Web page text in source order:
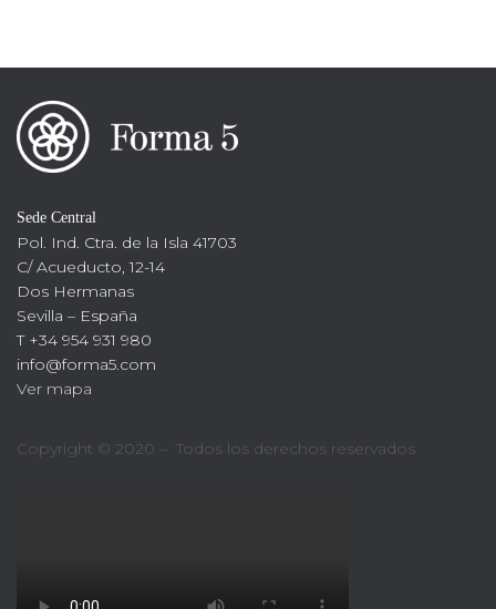
Sede Central
Pol. Ind. Ctra. de la Isla 41703
C/ Acueducto, 12-14
Dos Hermanas
Sevilla – España
T +34 954 931 980
info@forma5.com
Ver mapa
Copyright © 2020 – Todos los derechos reservados